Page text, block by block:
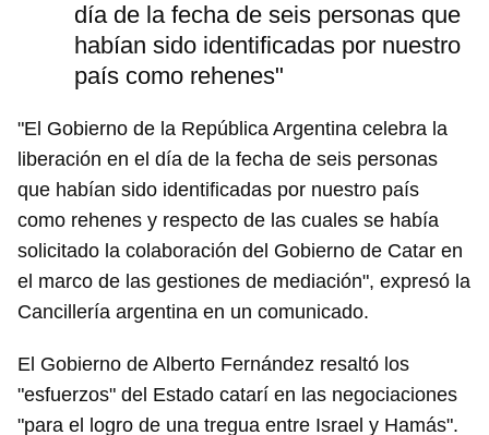
día de la fecha de seis personas que
habían sido identificadas por nuestro
país como rehenes"
"El Gobierno de la República Argentina celebra la
liberación en el día de la fecha de seis personas
que habían sido identificadas por nuestro país
como rehenes y respecto de las cuales se había
solicitado la colaboración del Gobierno de Catar en
el marco de las gestiones de mediación", expresó la
Cancillería argentina en un comunicado.
El Gobierno de Alberto Fernández resaltó los
"esfuerzos" del Estado catarí en las negociaciones
"para el logro de una tregua entre Israel y Hamás".